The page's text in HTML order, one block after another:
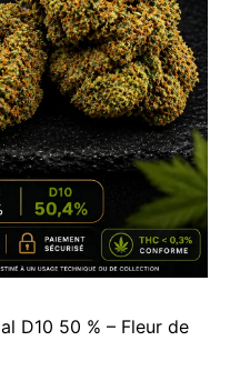
D10 50 % – Fleur de